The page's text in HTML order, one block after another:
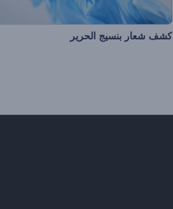
كشف شعار بنسيج الحرير